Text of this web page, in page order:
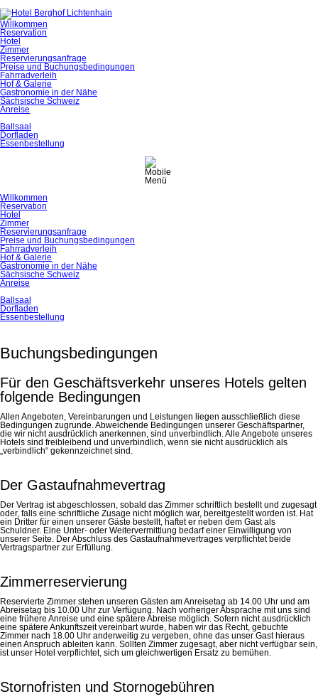
Navigation
überspringen
Willkommen
Reservation
Hotel
Zimmer
Reservierungsanfrage
Preise und Buchungsbedingungen
Fahrradverleih
Hof & Galerie
Gastronomie in der Nähe
Sächsische Schweiz
Anreise
Ballsaal
Dorfladen
Essenbestellung
Navigation
überspringen
Willkommen
Reservation
Hotel
Zimmer
Reservierungsanfrage
Preise und Buchungsbedingungen
Fahrradverleih
Hof & Galerie
Gastronomie in der Nähe
Sächsische Schweiz
Anreise
Ballsaal
Dorfladen
Essenbestellung
Buchungsbedingungen
Für den Geschäftsverkehr unseres Hotels gelten
folgende Bedingungen
Allen Angeboten, Vereinbarungen und Leistungen liegen ausschließlich diese
Bedingungen zugrunde. Abweichende Bedingungen unserer Geschäftspartner,
die wir nicht ausdrücklich anerkennen, sind unverbindlich. Alle Angebote unseres
Hotels sind freibleibend und unverbindlich, wenn sie nicht ausdrücklich als
„verbindlich“ gekennzeichnet sind.
Der Gastaufnahmevertrag
Der Vertrag ist abgeschlossen, sobald das Zimmer schriftlich bestellt und zugesagt
oder, falls eine schriftliche Zusage nicht möglich war, bereitgestellt worden ist. Hat
ein Dritter für einen unserer Gäste bestellt, haftet er neben dem Gast als
Schuldner. Eine Unter- oder Weitervermittlung bedarf einer Einwilligung von
unserer Seite. Der Abschluss des Gastaufnahmevertrages verpflichtet beide
Vertragspartner zur Erfüllung.
Zimmerreservierung
Reservierte Zimmer stehen unseren Gästen am Anreisetag ab 14.00 Uhr und am
Abreisetag bis 10.00 Uhr zur Verfügung. Nach vorheriger Absprache mit uns sind
eine frühere Anreise und eine spätere Abreise möglich. Sofern nicht ausdrücklich
eine spätere Ankunftszeit vereinbart wurde, haben wir das Recht, gebuchte
Zimmer nach 18.00 Uhr anderweitig zu vergeben, ohne das unser Gast hieraus
einen Anspruch ableiten kann. Sollten Zimmer zugesagt, aber nicht verfügbar sein,
ist unser Hotel verpflichtet, sich um gleichwertigen Ersatz zu bemühen.
Stornofristen und Stornogebühren